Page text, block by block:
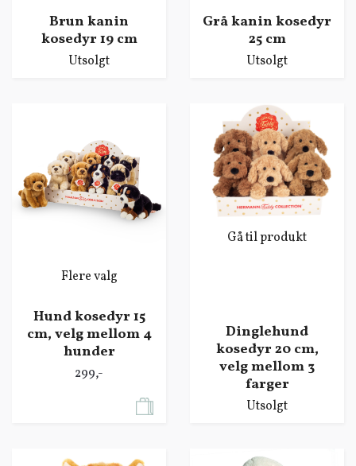
Brun kanin
kosedyr 19 cm
Utsolgt
Grå kanin kosedyr
25 cm
Utsolgt
Flere valg
Hund kosedyr 15
cm, velg mellom 4
hunder
299,-
Gå til produkt
Dinglehund
kosedyr 20 cm,
velg mellom 3
farger
Utsolgt